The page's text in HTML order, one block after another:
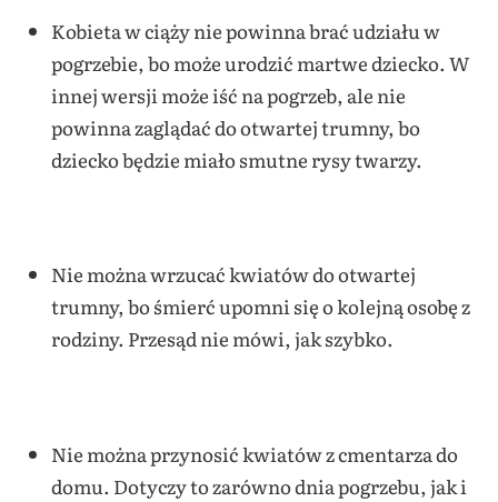
Kobieta w ciąży nie powinna brać udziału w
pogrzebie, bo może urodzić martwe dziecko. W
innej wersji może iść na pogrzeb, ale nie
powinna zaglądać do otwartej trumny, bo
dziecko będzie miało smutne rysy twarzy.
Nie można wrzucać kwiatów do otwartej
trumny, bo śmierć upomni się o kolejną osobę z
rodziny. Przesąd nie mówi, jak szybko.
Nie można przynosić kwiatów z cmentarza do
domu. Dotyczy to zarówno dnia pogrzebu, jak i